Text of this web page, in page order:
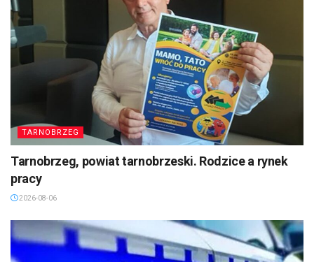
TARNOBRZEG
Tarnobrzeg, powiat tarnobrzeski. Rodzice a rynek
pracy
2026-08-06